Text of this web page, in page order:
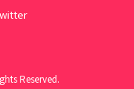
Reserved.